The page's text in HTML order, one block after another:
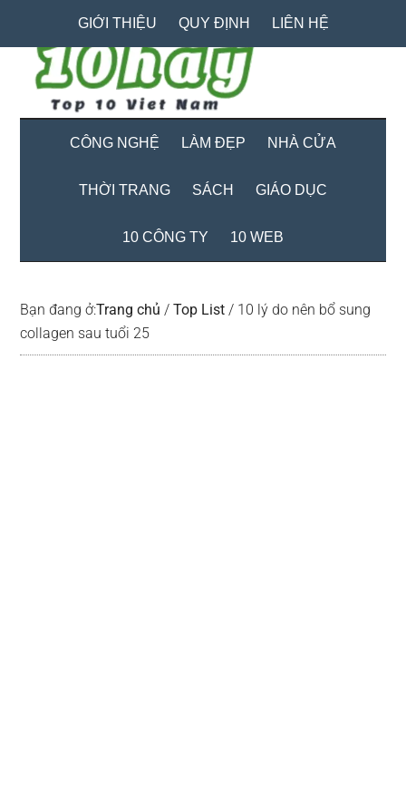
content
secondary
menu
primary
sidebar
GIỚI THIỆU QUY ĐỊNH LIÊN HỆ
CÔNG NGHỆ LÀM ĐẸP NHÀ CỬA
THỜI TRANG SÁCH GIÁO DỤC
10 CÔNG TY 10 WEB
Bạn đang ở:Trang chủ / Top List / 10 lý do nên bổ sung
collagen sau tuổi 25